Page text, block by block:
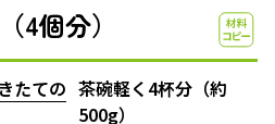
4個分）
たての 茶碗軽く4杯分（約
500g）